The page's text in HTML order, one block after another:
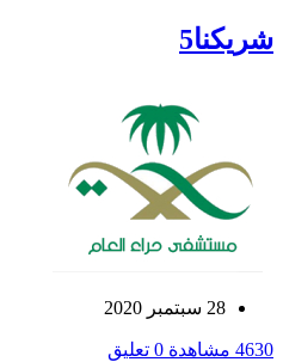
شريكنا5
28 سبتمبر 2020
4630 مشاهدة 0 تعليق